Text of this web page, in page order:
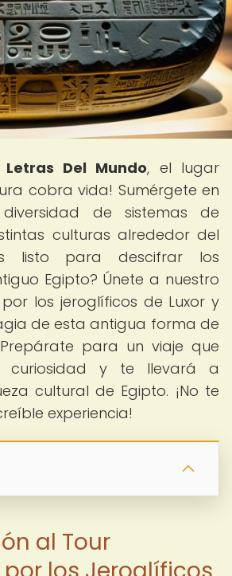
Letras Del Mundo, el lugar
cobra vida! Sumérgete en
de sistemas de
culturas alrededor del
listo para descifrar los
Egipto? Únete a nuestro
los jeroglíficos de Luxor y
de esta antigua forma de
para un viaje que
curiosidad y te llevará a
cultural de Egipto. ¡No te
experiencia!
al Tour